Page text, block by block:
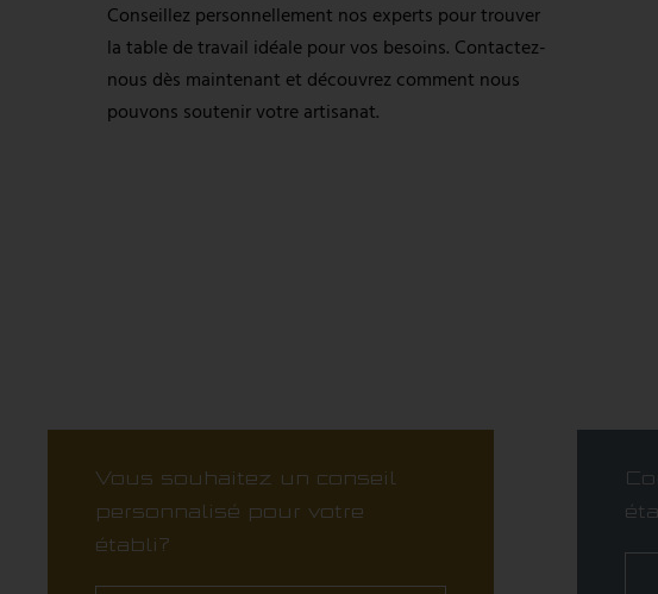
Conseillez personnellement nos experts pour trouver
la table de travail idéale pour vos besoins. Contactez-
nous dès maintenant et découvrez comment nous
pouvons soutenir votre artisanat.
Vous souhaitez un conseil
personnalisé pour votre
établi?